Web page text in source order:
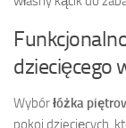
dziecięcego
Wybórłóżka
pokoi dziecięcych,